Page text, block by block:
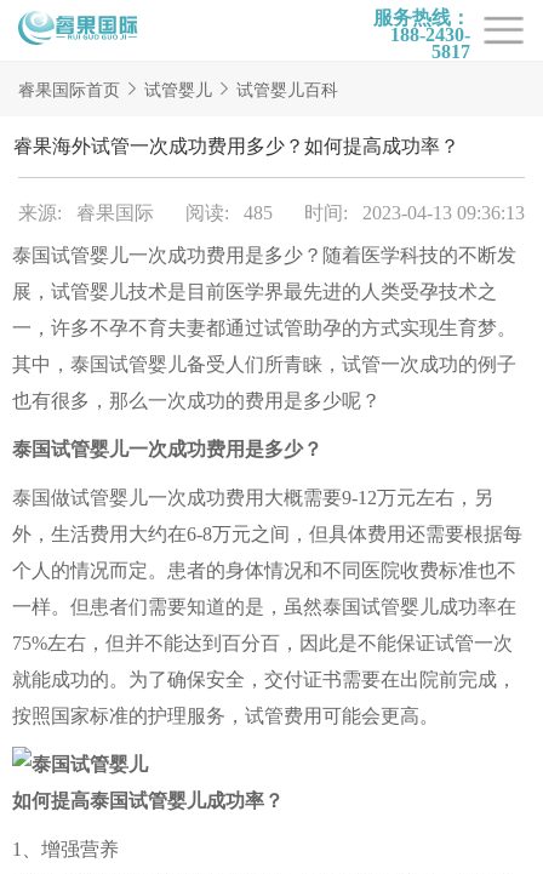
服务热线：
188-2430-
5817
首页
试管项目
试管百科
试管医院
睿果国际
睿果国际首页 试管婴儿 试管婴儿百科
睿果海外试管一次成功费用多少？如何提高成功率？
来源: 睿果国际 阅读: 485 时间: 2023-04-13 09:36:13
泰国试管婴儿一次成功费用是多少？随着医学科技的不断发
展，试管婴儿技术是目前医学界最先进的人类受孕技术之
一，许多不孕不育夫妻都通过试管助孕的方式实现生育梦。
其中，泰国试管婴儿备受人们所青睐，试管一次成功的例子
也有很多，那么一次成功的费用是多少呢？
泰国试管婴儿一次成功费用是多少？
泰国做试管婴儿一次成功费用大概需要9-12万元左右，另
外，生活费用大约在6-8万元之间，但具体费用还需要根据每
个人的情况而定。患者的身体情况和不同医院收费标准也不
一样。但患者们需要知道的是，虽然泰国试管婴儿成功率在
75%左右，但并不能达到百分百，因此是不能保证试管一次
就能成功的。为了确保安全，交付证书需要在出院前完成，
按照国家标准的护理服务，试管费用可能会更高。
如何提高泰国试管婴儿成功率？
1、增强营养